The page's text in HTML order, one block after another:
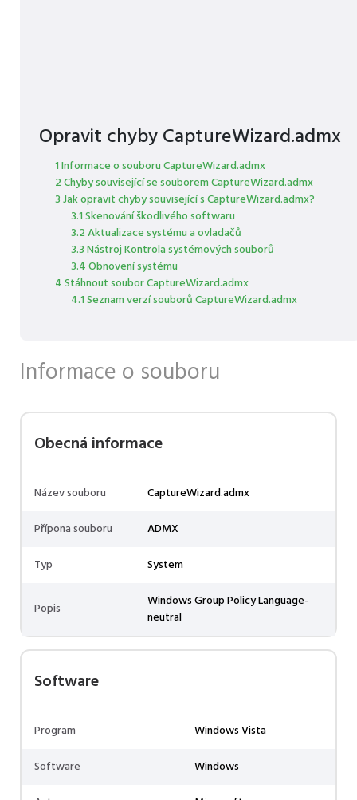
Opravit chyby CaptureWizard.admx
1 Informace o souboru CaptureWizard.admx
2 Chyby související se souborem CaptureWizard.admx
3 Jak opravit chyby související s CaptureWizard.admx?
3.1 Skenování škodlivého softwaru
3.2 Aktualizace systému a ovladačů
3.3 Nástroj Kontrola systémových souborů
3.4 Obnovení systému
4 Stáhnout soubor CaptureWizard.admx
4.1 Seznam verzí souborů CaptureWizard.admx
Informace o souboru
Obecná informace
Název souboru
CaptureWizard.admx
Přípona souboru
ADMX
Typ
System
Popis
Windows Group Policy Language-
neutral
Software
Program
Windows Vista
Software
Windows